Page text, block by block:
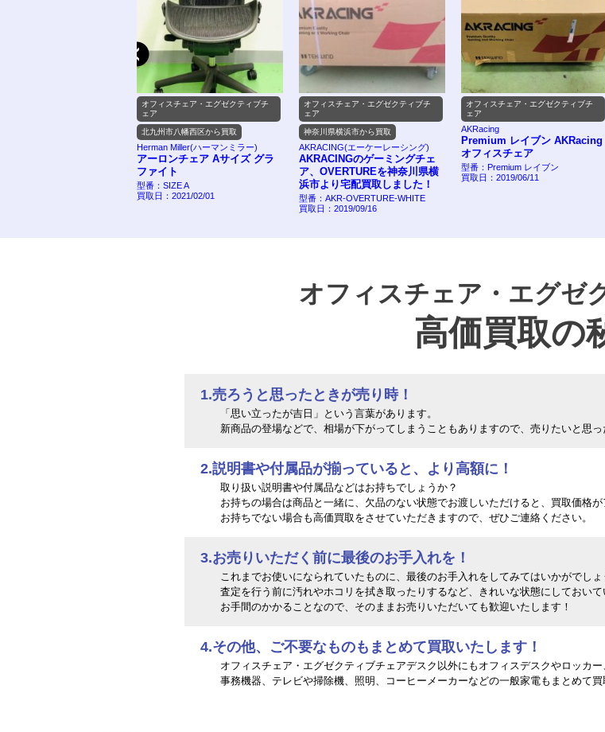
オフィスチェア・エグゼクティブチ
ェア
北九州市八幡西区から買取
Herman Miller(ハーマンミラー)
アーロンチェア Aサイズ グラ
ファイト
型番：SIZE A
買取日：2021/02/01
オフィスチェア・エグゼクティブチ
ェア
神奈川県横浜市から買取
AKRACING(エーケーレーシング)
AKRACINGのゲーミングチェ
ア、OVERTUREを神奈川県横
浜市より宅配買取しました！
型番：AKR-OVERTURE-WHITE
買取日：2019/09/16
オフィスチェア・エグゼクティブチ
ェア
AKRacing
Premium レイブン AKRacing
オフィスチェア
型番：Premium レイブン
買取日：2019/06/11
オフィスチェア・エグゼ
高価買取の
1.売ろうと思ったときが売り時！
「思い立ったが吉日」という言葉があります。
新商品の登場などで、相場が下がってしまうこともありますので、売りたいと思
2.説明書や付属品が揃っていると、より高額に！
取り扱い説明書や付属品などはお持ちでしょうか？
お持ちの場合は商品と一緒に、欠品のない状態でお渡しいただけると、買取価格が
お持ちでない場合も高価買取をさせていただきますので、ぜひご連絡ください。
3.お売りいただく前に最後のお手入れを！
これまでお使いになられていたものに、最後のお手入れをしてみてはいかがでしょ
査定を行う前に汚れやホコリを拭き取ったりするなど、きれいな状態にしておい
お手間のかかることなので、そのままお売りいただいても歓迎いたします！
4.その他、ご不要なものもまとめて買取いたします！
オフィスチェア・エグゼクティブチェアデスク以外にもオフィスデスクやロッカ
事務機器、テレビや掃除機、照明、コーヒーメーカーなどの一般家電もまとめて買